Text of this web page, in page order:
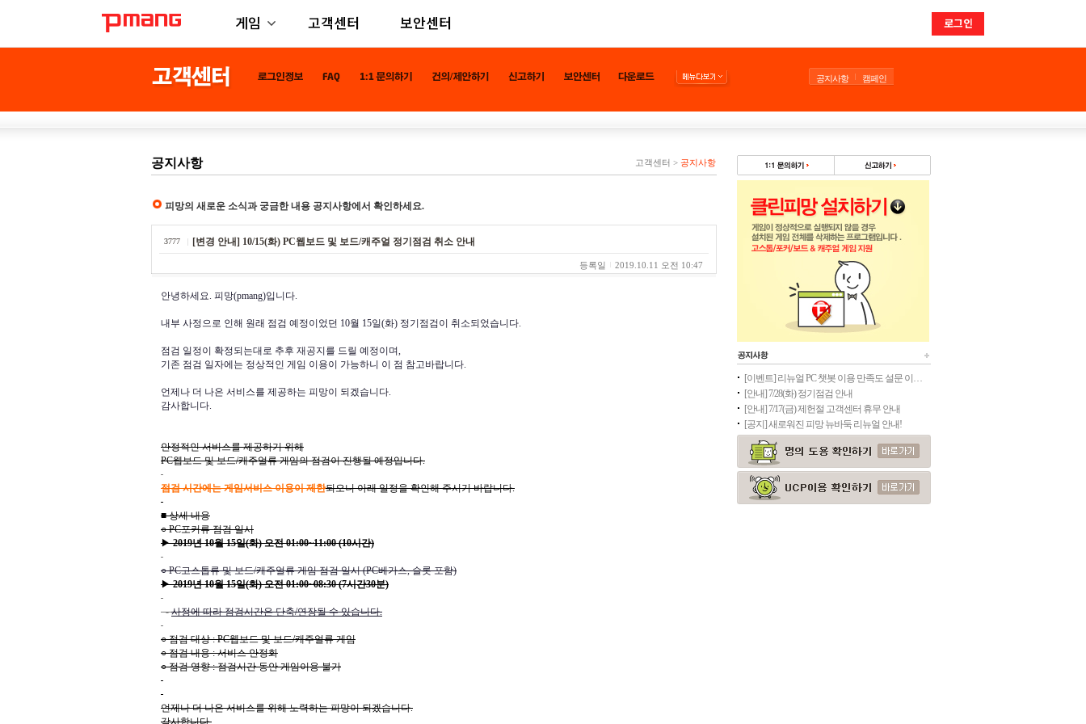
게임 고객센터 보안센터 로그인
공지사항 캠페인
공지사항 고객센터 > 공지사항
피망의 새로운 소식과 궁금한 내용 공지사항에서 확인하세요.
3777 [변경 안내] 10/15(화) PC웹보드 및 보드/캐주얼 정기점검 취소 안내
등록일 2019.10.11 오전 10:47
안녕하세요. 피망(pmang)입니다.
내부 사정으로 인해 원래 점검 예정이었던 10월 15일(화) 정기점검이 취소되었습니다.
점검 일정이 확정되는대로 추후 재공지를 드릴 예정이며,
기존 점검 일자에는 정상적인 게임 이용이 가능하니 이 점 참고바랍니다.
언제나 더 나은 서비스를 제공하는 피망이 되겠습니다.
감사합니다.
안정적인 서비스를 제공하기 위해
PC웹보드 및 보드/캐주얼류 게임의 점검이 진행될 예정입니다.
점검 시간에는 게임서비스 이용이 제한되오니 아래 일정을 확인해 주시기 바랍니다.
■ 상세 내용
○ PC포커류 점검 일시
▶2019년 10월 15일(화) 오전 01:00~11:00 (10시간)
○ PC고스톱류 및 보드/캐주얼류 게임 점검 일시 (PC베가스, 슬롯 포함)
▶2019년 10월 15일(화) 오전 01:00~08:30 (7시간30분)
-사정에 따라 점검시간은 단축/연장될 수 있습니다.
○ 점검 대상 : PC웹보드 및 보드/캐주얼류 게임
○ 점검 내용 : 서비스 안정화
○ 점검 영향 : 점검시간 동안 게임이용 불가
언제나 더 나은 서비스를 위해 노력하는 피망이 되겠습니다.
감사합니다.
[이벤트] 리뉴얼 PC 챗봇 이용 만족도 설문 이벤트(종료)
[안내] 7/28(화) 정기점검 안내
[안내] 7/17(금) 제헌절 고객센터 휴무 안내
[공지] 새로워진 피망 뉴바둑 리뉴얼 안내!